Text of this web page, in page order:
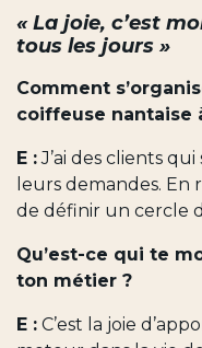
« La joie, c’est
tous les jours »
Comment
coiffeuse nantaise
E :J’ai des clients
leurs demandes. En
de définir un cercle
Qu’est-ce qui te
ton métier ?
E : C’est la joie